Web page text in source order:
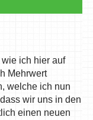
ich hier auf
Mehrwert
welche ich nun
wir uns in den
einen neuen